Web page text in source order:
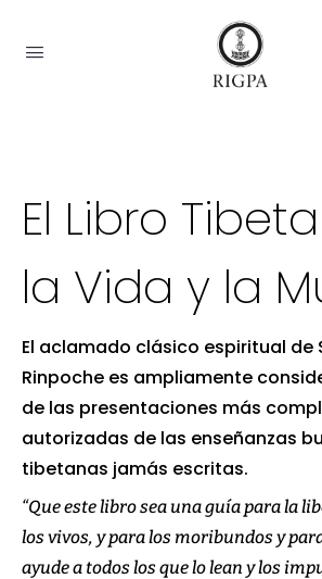
El Libro
la Vida y la
El aclamado clásico espiritual de
Rinpoche es ampliamente
de las presentaciones más
autorizadas de las enseñanzas
tibetanas jamás escritas.
“Que este libro sea una guía para la
los vivos, y para los moribundos y
ayude a todos los que lo lean y los